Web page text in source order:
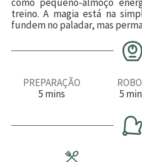
treino. A magia está na
fundem no paladar, mas
PREPARAÇÃO
5m
u
mins
5m
n
u
t